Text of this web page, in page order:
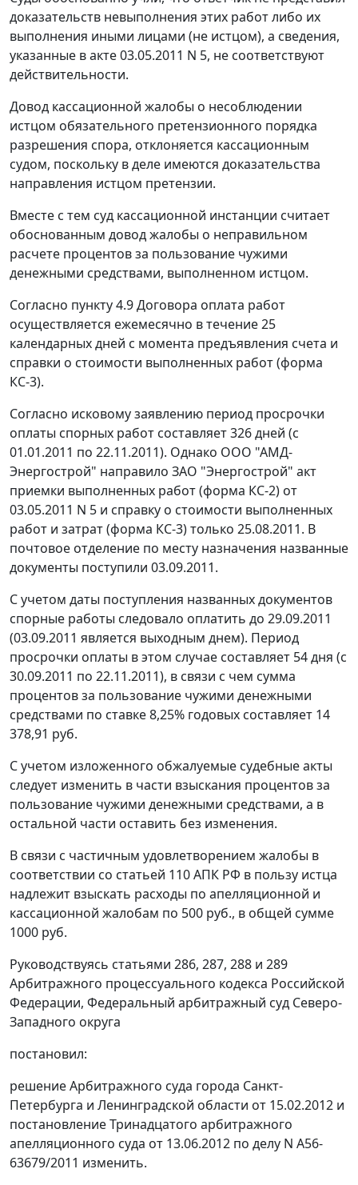
доказательств невыполнения этих работ либо их
выполнения иными лицами (не истцом), а сведения,
указанные в акте 03.05.2011 N 5, не соответствуют
действительности.
Довод кассационной жалобы о несоблюдении
истцом обязательного претензионного порядка
разрешения спора, отклоняется кассационным
судом, поскольку в деле имеются доказательства
направления истцом претензии.
Вместе с тем суд кассационной инстанции считает
обоснованным довод жалобы о неправильном
расчете процентов за пользование чужими
денежными средствами, выполненном истцом.
Согласно пункту 4.9 Договора оплата работ
осуществляется ежемесячно в течение 25
календарных дней с момента предъявления счета и
справки о стоимости выполненных работ (форма
КС-3).
Согласно исковому заявлению период просрочки
оплаты спорных работ составляет 326 дней (с
01.01.2011 по 22.11.2011). Однако ООО "АМД-
Энергострой" направило ЗАО "Энергострой" акт
приемки выполненных работ (форма КС-2) от
03.05.2011 N 5 и справку о стоимости выполненных
работ и затрат (форма КС-3) только 25.08.2011. В
почтовое отделение по месту назначения названные
документы поступили 03.09.2011.
С учетом даты поступления названных документов
спорные работы следовало оплатить до 29.09.2011
(03.09.2011 является выходным днем). Период
просрочки оплаты в этом случае составляет 54 дня (с
30.09.2011 по 22.11.2011), в связи с чем сумма
процентов за пользование чужими денежными
средствами по ставке 8,25% годовых составляет 14
378,91 руб.
С учетом изложенного обжалуемые судебные акты
следует изменить в части взыскания процентов за
пользование чужими денежными средствами, а в
остальной части оставить без изменения.
В связи с частичным удовлетворением жалобы в
соответствии со статьей 110АПК РФ в пользу истца
надлежит взыскать расходы по апелляционной и
кассационной жалобам по 500 руб., в общей сумме
1000 руб.
Руководствуясь статьями 286, 287, 288 и 289
Арбитражного процессуального кодекса Российской
Федерации, Федеральный арбитражный суд Северо-
Западного округа
постановил:
решение Арбитражного суда города Санкт-
Петербурга и Ленинградской области от 15.02.2012 и
постановление Тринадцатого арбитражного
апелляционного суда от 13.06.2012 по делу N А56-
63679/2011 изменить.